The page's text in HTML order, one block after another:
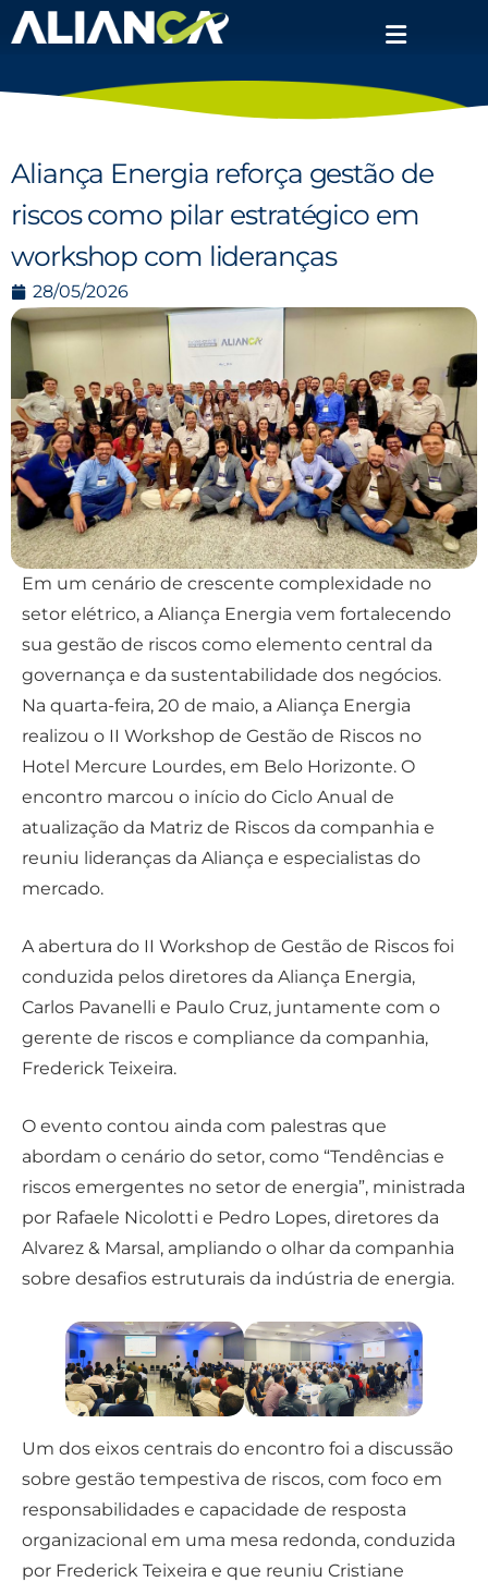
Aliança Energia reforça gestão de
riscos como pilar estratégico em
workshop com lideranças
28/05/2026
Em um cenário de crescente complexidade no
setor elétrico, a Aliança Energia vem fortalecendo
sua gestão de riscos como elemento central da
governança e da sustentabilidade dos negócios.
Na quarta-feira, 20 de maio, a Aliança Energia
realizou o II Workshop de Gestão de Riscos no
Hotel Mercure Lourdes, em Belo Horizonte. O
encontro marcou o início do Ciclo Anual de
atualização da Matriz de Riscos da companhia e
reuniu lideranças da Aliança e especialistas do
mercado.
A abertura do II Workshop de Gestão de Riscos foi
conduzida pelos diretores da Aliança Energia,
Carlos Pavanelli e Paulo Cruz, juntamente com o
gerente de riscos e compliance da companhia,
Frederick Teixeira.
O evento contou ainda com palestras que
abordam o cenário do setor, como “Tendências e
riscos emergentes no setor de energia”, ministrada
por Rafaele Nicolotti e Pedro Lopes, diretores da
Alvarez & Marsal, ampliando o olhar da companhia
sobre desafios estruturais da indústria de energia.
Um dos eixos centrais do encontro foi a discussão
sobre gestão tempestiva de riscos, com foco em
responsabilidades e capacidade de resposta
organizacional em uma mesa redonda, conduzida
por Frederick Teixeira e que reuniu Cristiane